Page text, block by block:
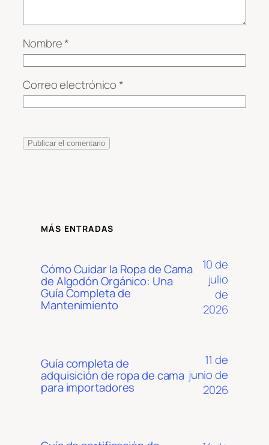
Nombre*
Correo electrónico*
MÁS ENTRADAS
Cómo Cuidar la Ropa de Cama
de Algodón Orgánico: Una
Guía Completa de
Mantenimiento
10 de
julio
de
2026
Guía completa de
adquisición de ropa de cama
para importadores
11 de
junio de
2026